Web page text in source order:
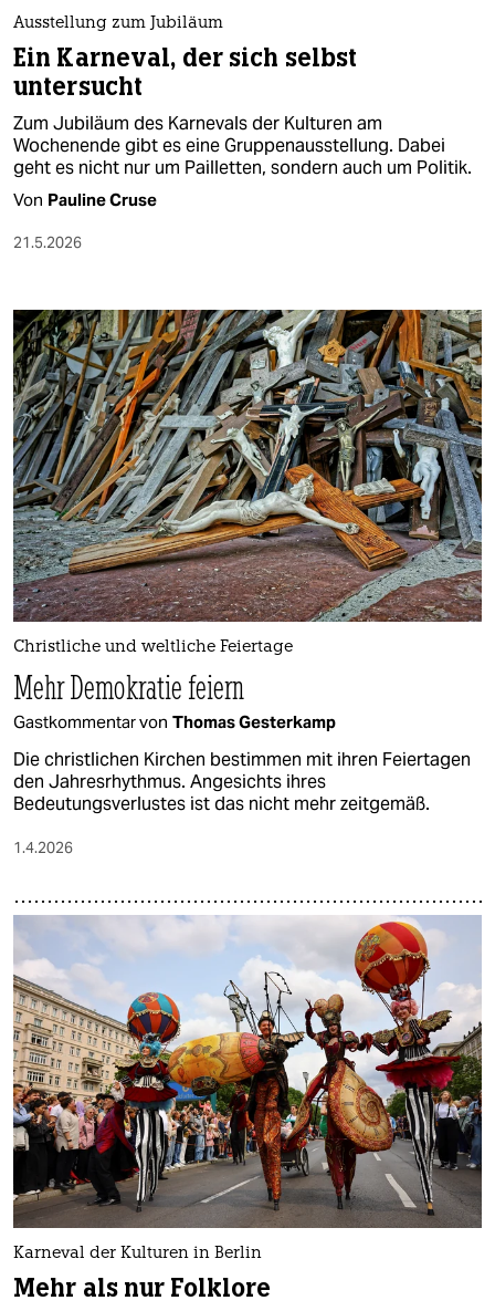
Ausstellung zum Jubiläum
Ein Karneval, der sich selbst
untersucht
Zum Jubiläum des Karnevals der Kulturen am
Wochenende gibt es eine Gruppenausstellung. Dabei
geht es nicht nur um Pailletten, sondern auch um Politik.
Von Pauline Cruse
21.5.2026
Christliche und weltliche Feiertage
Mehr Demokratie feiern
Gastkommentar von Thomas Gesterkamp
Die christlichen Kirchen bestimmen mit ihren Feiertagen
den Jahresrhythmus. Angesichts ihres
Bedeutungsverlustes ist das nicht mehr zeitgemäß.
1.4.2026
Karneval der Kulturen in Berlin
Mehr als nur Folklore